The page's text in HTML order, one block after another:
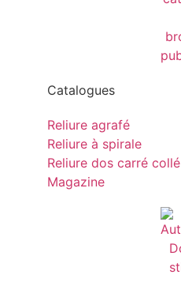
Catalogues
Reliure agrafé
Reliure à spirale
Reliure dos carré collé
Magazine